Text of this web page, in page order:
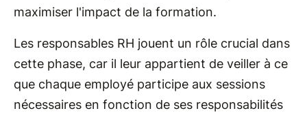
maximiser l'impact de la formation.
Les responsables RH jouent un rôle crucial dans
cette phase, car il leur appartient de veiller à ce
que chaque employé participe aux sessions
nécessaires en fonction de ses responsabilités